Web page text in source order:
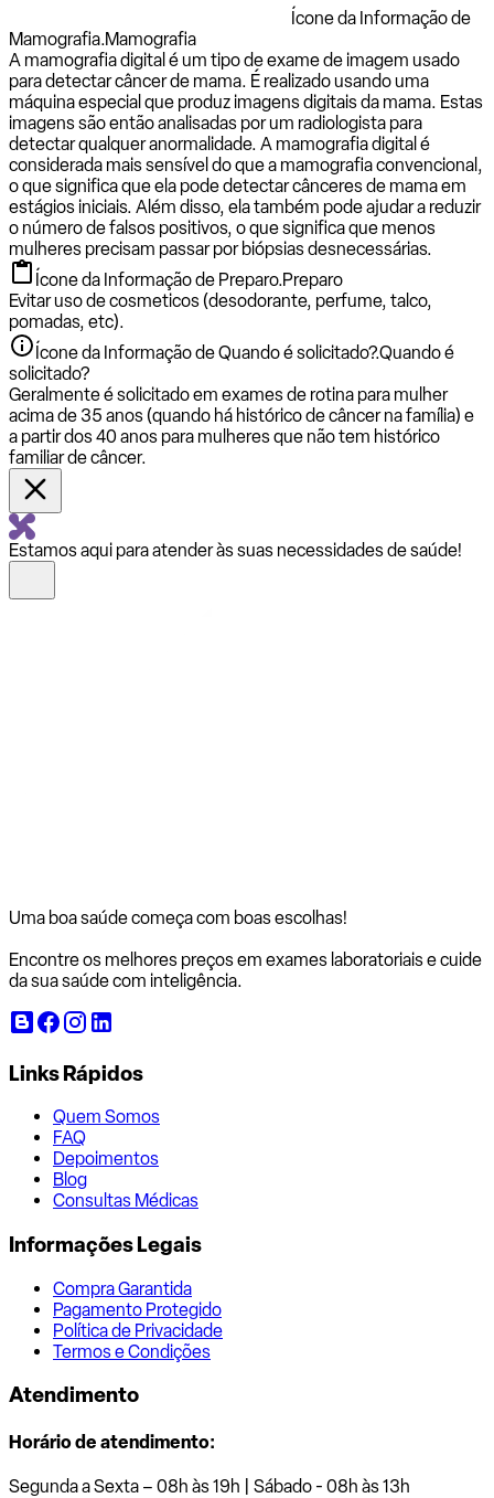
Ícone da Informação de
Mamografia.Mamografia
A mamografia digital é um tipo de exame de imagem usado
para detectar câncer de mama. É realizado usando uma
máquina especial que produz imagens digitais da mama. Estas
imagens são então analisadas por um radiologista para
detectar qualquer anormalidade. A mamografia digital é
considerada mais sensível do que a mamografia convencional,
o que significa que ela pode detectar cânceres de mama em
estágios iniciais. Além disso, ela também pode ajudar a reduzir
o número de falsos positivos, o que significa que menos
mulheres precisam passar por biópsias desnecessárias.
Ícone da Informação de Preparo.Preparo
Evitar uso de cosmeticos (desodorante, perfume, talco,
pomadas, etc).
Ícone da Informação de Quando é solicitado?.Quando é
solicitado?
Geralmente é solicitado em exames de rotina para mulher
acima de 35 anos (quando há histórico de câncer na família) e
a partir dos 40 anos para mulheres que não tem histórico
familiar de câncer.
Estamos aqui para atender às suas necessidades de saúde!
Uma boa saúde começa com boas escolhas!
Encontre os melhores preços em exames laboratoriais e cuide
da sua saúde com inteligência.
Links Rápidos
Quem Somos
FAQ
Depoimentos
Blog
Consultas Médicas
Informações Legais
Compra Garantida
Pagamento Protegido
Política de Privacidade
Termos e Condições
Atendimento
Horário de atendimento:
Segunda a Sexta – 08h às 19h | Sábado - 08h às 13h